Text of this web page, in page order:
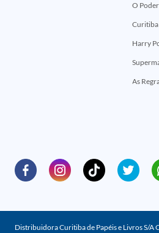
O
Curitiba
Harry
As
Distribuidora Curitiba de Papéis e Livros S/A